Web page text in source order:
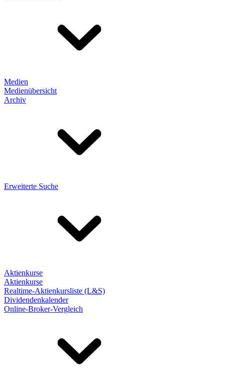
Medien
Medienübersicht
Archiv
Erweiterte Suche
Aktienkurse
Aktienkurse
Realtime-Aktienkursliste (L&S)
Dividendenkalender
Online-Broker-Vergleich